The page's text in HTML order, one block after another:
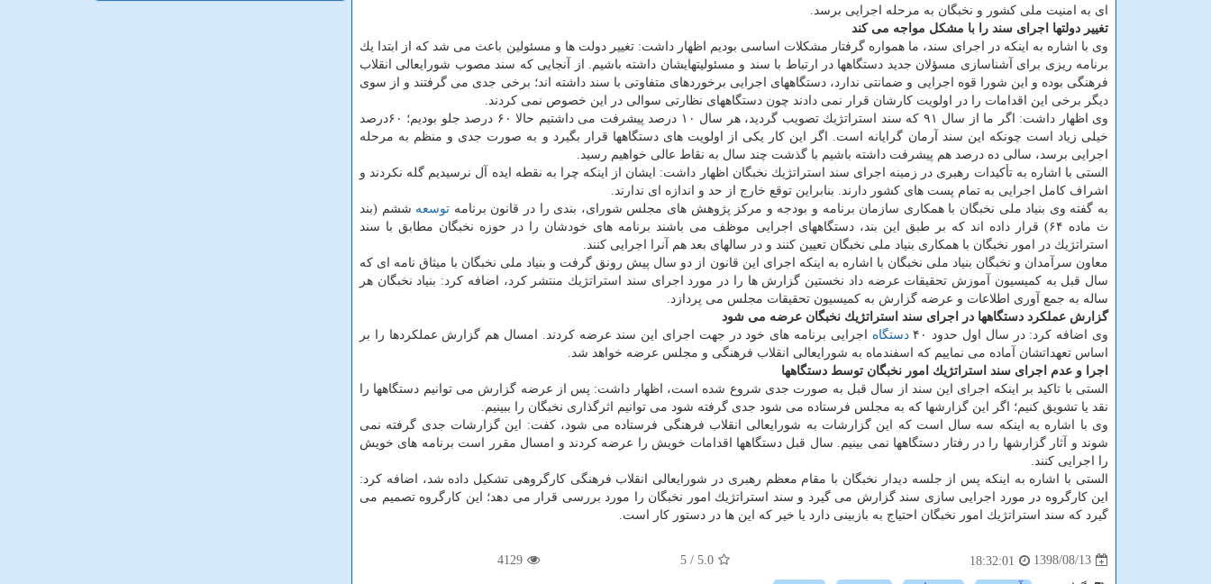
ای به امنیت ملی كشور و نخبگان به مرحله اجرایی برسد.
تغییر دولتها اجرای سند را با مشكل مواجه می كند
وی با اشاره به اینكه در اجرای سند، ما همواره گرفتار مشكلات اساسی بودیم اظهار داشت: تغییر دولت ها و مسئولین باعث می شد كه از ابتدا یك
برنامه ریزی برای آشناسازی مسؤلان جدید دستگاهها در ارتباط با سند و مسئولیتهایشان داشته باشیم. از آنجایی كه سند مصوب شورایعالی انقلاب
فرهنگی بوده و این شورا قوه اجرایی و ضمانتی ندارد، دستگاههای اجرایی برخوردهای متفاوتی با سند داشته اند؛ برخی جدی می گرفتند و از سوی
دیگر برخی این اقدامات را در اولویت كارشان قرار نمی دادند چون دستگاههای نظارتی سوالی در این خصوص نمی كردند.
وی اظهار داشت: اگر ما از سال ۹۱ كه سند استراتژیك تصویب گردید، هر سال ۱۰ درصد پیشرفت می داشتیم حالا ۶۰ درصد جلو بودیم؛ ۶۰درصد
خیلی زیاد است چونكه این سند آرمان گرایانه است. اگر این كار یكی از اولویت های دستگاهها قرار بگیرد و به صورت جدی و منظم به مرحله
اجرایی برسد، سالی ده درصد هم پیشرفت داشته باشیم با گذشت چند سال به نقاط عالی خواهیم رسید.
الستی با اشاره به تأكیدات رهبری در زمینه اجرای سند استراتژیك نخبگان اظهار داشت: ایشان از اینكه چرا به نقطه ایده آل نرسیدیم گله نكردند و
اشراف كامل اجرایی به تمام پست های كشور دارند. بنابراین توقع خارج از حد و اندازه ای ندارند.
به گفته وی بنیاد ملی نخبگان با همكاری سازمان برنامه و بودجه و مركز پژوهش های مجلس شورای، بندی را در قانون برنامه توسعه ششم (بند
ث ماده ۶۴) قرار داده اند كه بر طبق این بند، دستگاههای اجرایی موظف می باشند برنامه های خودشان را در حوزه نخبگان مطابق با سند
استراتژیك در امور نخبگان با همكاری بنیاد ملی نخبگان تعیین كنند و در سالهای بعد هم آنرا اجرایی كنند.
معاون سرآمدان و نخبگان بنیاد ملی نخبگان با اشاره به اینكه اجرای این قانون از دو سال پیش رونق گرفت و بنیاد ملی نخبگان با میثاق نامه ای كه
سال قبل به كمیسیون آموزش تحقیقات عرضه داد نخستین گزارش ها را در مورد اجرای سند استراتژیك منتشر كرد، اضافه كرد: بنیاد نخبگان هر
ساله به جمع آوری اطلاعات و عرضه گزارش به كمیسیون تحقیقات مجلس می پردازد.
گزارش عملكرد دستگاهها در اجرای سند استراتژیك نخبگان عرضه می شود
وی اضافه كرد: در سال اول حدود ۴۰
دستگاه اجرایی برنامه های خود در جهت اجرای این سند عرضه كردند. امسال هم گزارش عملكردها را بر
اساس تعهداتشان آماده می نماییم كه اسفندماه به شورایعالی انقلاب فرهنگی و مجلس عرضه خواهد شد.
اجرا و عدم اجرای سند استراتژیك امور نخبگان توسط دستگاهها
الستی با تاكید بر اینكه اجرای این سند از سال قبل به صورت جدی شروع شده است، اظهار داشت: پس از عرضه گزارش می توانیم دستگاهها را
نقد یا تشویق كنیم؛ اگر این گزارشها كه به مجلس فرستاده می شود جدی گرفته شود می توانیم اثرگذاری نخبگان را ببینیم.
وی با اشاره به اینكه سه سال است كه این گزارشات به شورایعالی انقلاب فرهنگی فرستاده می شود، كفت: این گزارشات جدی گرفته نمی
شوند و آثار گزارشها را در رفتار دستگاهها نمی بینیم. سال قبل دستگاهها اقدامات خویش را عرضه كردند و امسال مقرر است برنامه های خویش
را اجرایی كنند.
الستی با اشاره به اینكه پس از جلسه دیدار نخبگان با مقام معظم رهبری در شورایعالی انقلاب فرهنگی كارگروهی تشكیل داده شد، اضافه كرد:
این كارگروه در مورد اجرایی سازی سند گزارش می گیرد و سند استراتژیك امور نخبگان را مورد بررسی قرار می دهد؛ این كارگروه تصمیم می
گیرد كه سند استراتژیك امور نخبگان احتیاج به بازبینی دارد یا خیر كه این ها در دستور كار است.
1398/08/13
18:32:01
5.0
/ 5
4129